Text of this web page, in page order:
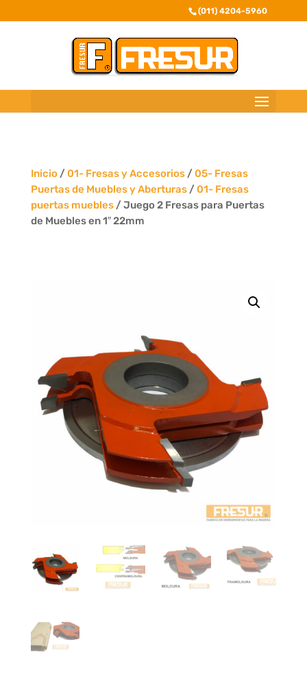
(011) 4204-5960
Inicio/ 01- Fresas y Accesorios/ 05- Fresas
Puertas de Muebles y Aberturas/ 01- Fresas
puertas muebles/ Juego 2 Fresas para Puertas
de Muebles en 1″ 22mm